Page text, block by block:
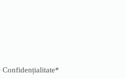
Confidențialitate*